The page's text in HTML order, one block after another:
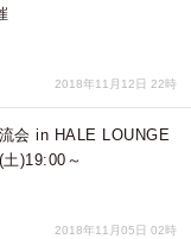
2018年11月12日 22時
会 in HALE LOUNGE
)19:00～
2018年11月05日 02時